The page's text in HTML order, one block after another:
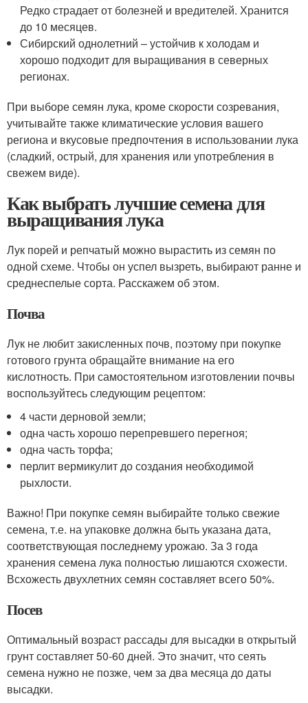
Редко страдает от болезней и вредителей. Хранится
до 10 месяцев.
Сибирский однолетний – устойчив к холодам и
хорошо подходит для выращивания в северных
регионах.
При выборе семян лука, кроме скорости созревания,
учитывайте также климатические условия вашего
региона и вкусовые предпочтения в использовании лука
(сладкий, острый, для хранения или употребления в
свежем виде).
Как выбрать лучшие семена для
выращивания лука
Лук порей и репчатый можно вырастить из семян по
одной схеме. Чтобы он успел вызреть, выбирают ранне и
среднеспелые сорта. Расскажем об этом.
Почва
Лук не любит закисленных почв, поэтому при покупке
готового грунта обращайте внимание на его
кислотность. При самостоятельном изготовлении почвы
воспользуйтесь следующим рецептом:
4 части дерновой земли;
одна часть хорошо перепревшего перегноя;
одна часть торфа;
перлит вермикулит до создания необходимой
рыхлости.
Важно! При покупке семян выбирайте только свежие
семена, т.е. на упаковке должна быть указана дата,
соответствующая последнему урожаю. За 3 года
хранения семена лука полностью лишаются схожести.
Всхожесть двухлетних семян составляет всего 50%.
Посев
Оптимальный возраст рассады для высадки в открытый
грунт составляет 50-60 дней. Это значит, что сеять
семена нужно не позже, чем за два месяца до даты
высадки.